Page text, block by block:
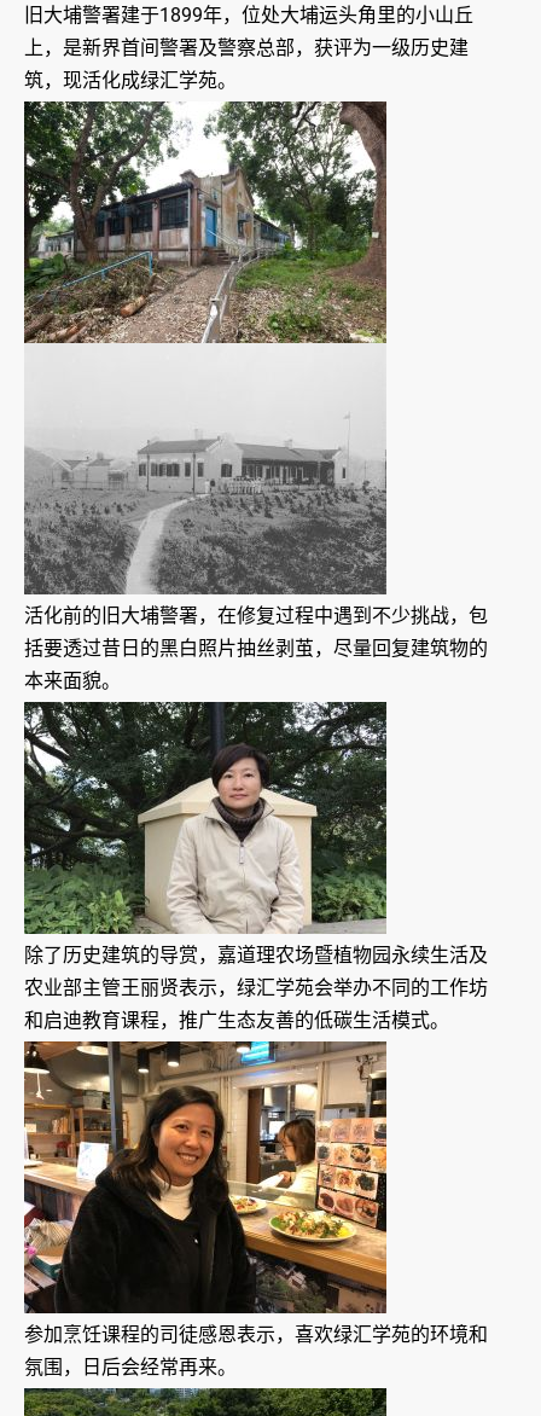
旧大埔警署建于1899年，位处大埔运头角里的小山丘
上，是新界首间警署及警察总部，获评为一级历史建
筑，现活化成绿汇学苑。
活化前的旧大埔警署，在修复过程中遇到不少挑战，包
括要透过昔日的黑白照片抽丝剥茧，尽量回复建筑物的
本来面貌。
除了历史建筑的导赏，嘉道理农场暨植物园永续生活及
农业部主管王丽贤表示，绿汇学苑会举办不同的工作坊
和启迪教育课程，推广生态友善的低碳生活模式。
参加烹饪课程的司徒感恩表示，喜欢绿汇学苑的环境和
氛围，日后会经常再来。